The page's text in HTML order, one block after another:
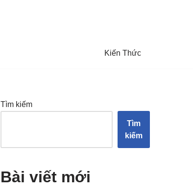
Kiến Thức
Tìm kiếm
Tìm
kiếm
Bài viết mới